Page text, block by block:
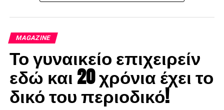
Τεύχος 12
MAGAZINE
Το γυναικείο επιχειρείν
εδώ και 20 χρόνια έχει το
δικό του περιοδικό!